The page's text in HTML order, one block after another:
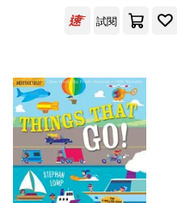
試閱